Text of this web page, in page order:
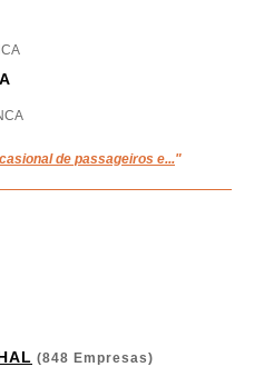
de passageiros e..."
(848 Empresas)